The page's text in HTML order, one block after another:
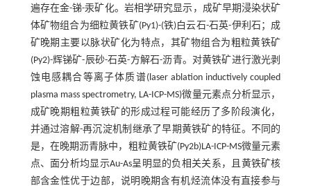
遍存在金-锑-汞矿化。岩相学研究显示，成矿早期浸染状矿
体矿物组合为细粒黄铁矿(Py1)-(铁)白云石-石英-伊利石；成
矿晚期主要以脉状矿化为特点，其矿物组合为粗粒黄铁矿
(Py2)-辉锑矿-辰砂-石英-方解石-沥青。对黄铁矿进行激光剥
蚀电感耦合等离子体质谱(laser ablation inductively coupled
plasma mass spectrometry, LA-ICP-MS)微量元素点分析显示，
成矿晚期粗粒黄铁矿的形成过程可能经历了多阶段演化，
并通过溶解-再沉淀机制继承了早期黄铁矿的特征。不同的
是，在晚期沥青脉中，粗粒黄铁矿(Py2b)LA-ICP-MS微量元素
点、面分析均显示Au-As呈明显的负相关关系，且黄铁矿核
部含金性优于边部，说明晚期含有机烃流体没有直接参与